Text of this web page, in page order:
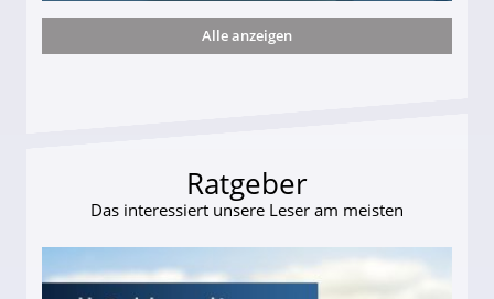
und wie viel?
Alle anzeigen
Ratgeber
Das interessiert unsere Leser am meisten